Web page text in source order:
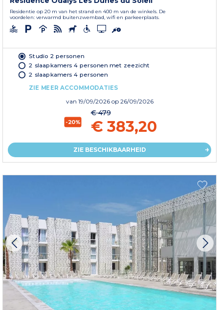
Residentie op 20 m van het strand en 400 m van de winkels. De
voordelen: verwarmd buitenzwembad, wifi en parkeerplaats.
Studio 2 personen
2 slaapkamers 4 personen met zeezicht
2 slaapkamers 4 personen
ZIE MEER ACCOMMODATIES
van 19/09/2026 op 26/09/2026
-20%
€ 479
€ 383,20
ZIE BESCHIKBAARHEID